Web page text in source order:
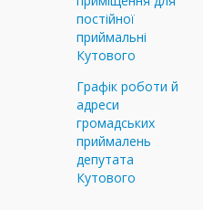
постійної
приймальні
Кутового
Графік роботи й
адреси
громадських
приймалень
депутата
Кутового